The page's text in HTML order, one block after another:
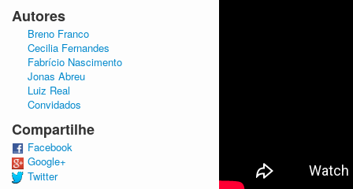
Autores
Breno Franco
Cecilia Fernandes
Fabrício Nascimento
Jonas Abreu
Luiz Real
Convidados
Compartilhe
Facebook
Google+
Twitter